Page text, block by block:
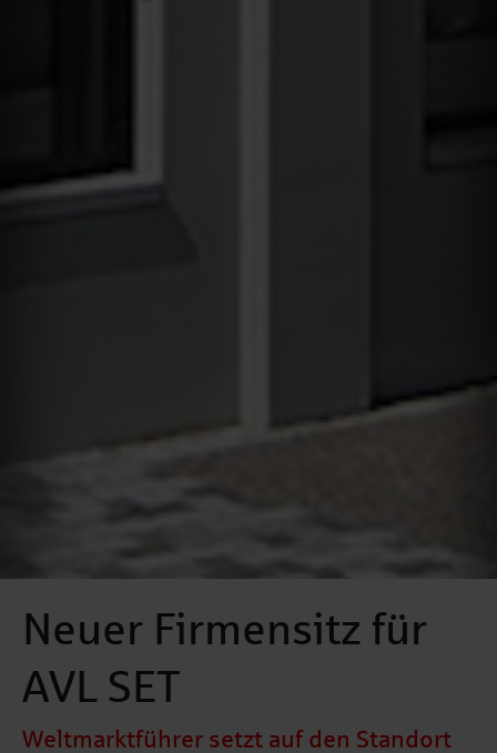
Neuer Firmensitz für
AVL SET
Weltmarktführer setzt auf den Standort